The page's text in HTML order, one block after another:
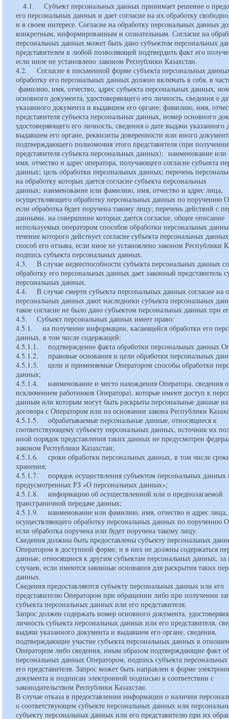
4.1. Субъект персональных данных принимает решение о
его персональных данных и дает согласие на их обработку
и в своем интересе. Согласие на обработку персональных данных
конкретным, информированным и сознательным. Согласие на
персональных данных может быть дано субъектом персональных
представителем в любой позволяющей подтвердить факт его
если иное не установлено законом Республики Казахстан.
4.2. Согласие в письменной форме субъекта персональных
обработку его персональных данных должно включать в себя, в
фамилию, имя, отчество, адрес субъекта персональных данных,
основного документа, удостоверяющего его личность, сведения о
указанного документа и выдавшем его органе; фамилию, имя,
представителя субъекта персональных данных, номер основного
удостоверяющего его личность, сведения о дате выдачи указанного
выдавшем его органе, реквизиты доверенности или иного
подтверждающего полномочия этого представителя (при получении
представителя субъекта персональных данных); наименование
имя, отчество и адрес оператора, получающего согласие субъекта
данных; цель обработки персональных данных; перечень
на обработку которых дается согласие субъекта персональных
данных; наименование или фамилию, имя, отчество и адрес лица,
осуществляющего обработку персональных данных по поручению
если обработка будет поручена такому лицу; перечень действий с
данными, на совершение которых дается согласие, общее описание
используемых оператором способов обработки персональных
течение которого действует согласие субъекта персональных
способ его отзыва, если иное не установлено законом Республики
подпись субъекта персональных данных.
4.3. В случае недееспособности субъекта персональных данных
обработку его персональных данных дает законный представитель
персональных данных.
4.4. В случае смерти субъекта персональных данных согласие на
персональных данных дают наследники субъекта персональных
такое согласие не было дано субъектом персональных данных при
4.5. Субъект персональных данных имеет право:
4.5.1. на получение информации, касающейся обработки его
данных, в том числе содержащей:
4.5.1.1. подтверждение факта обработки персональных данных
4.5.1.2. правовые основания и цели обработки персональных
4.5.1.3. цели и применяемые Оператором способы обработки
данных;
4.5.1.4. наименование и место нахождения Оператора, сведения
исключением работников Оператора), которые имеют доступ к
данным или которым могут быть раскрыты персональные данные
договора с Оператором или на основании закона Республики
4.5.1.5. обрабатываемые персональные данные, относящиеся к
соответствующему субъекту персональных данных, источник их
иной порядок представления таких данных не предусмотрен
законом Республики Казахстан;
4.5.1.6. сроки обработки персональных данных, в том числе
хранения;
4.5.1.7. порядок осуществления субъектом персональных данных
предусмотренных РЗ «О персональных данных»;
4.5.1.8. информацию об осуществленной или о предполагаемой
трансграничной передаче данных;
4.5.1.9. наименование или фамилию, имя, отчество и адрес лица,
осуществляющего обработку персональных данных по поручению
если обработка поручена или будет поручена такому лицу.
Сведения должны быть предоставлены субъекту персональных
Оператором в доступной форме, и в них не должны содержаться
данные, относящиеся к другим субъектам персональных данных,
случаев, если имеются законные основания для раскрытия таких
данных.
Сведения предоставляются субъекту персональных данных или его
представителю Оператором при обращении либо при получении
субъекта персональных данных или его представителя.
Запрос должен содержать номер основного документа,
личность субъекта персональных данных или его представителя,
выдачи указанного документа и выдавшем его органе, сведения,
подтверждающие участие субъекта персональных данных в
Оператором либо сведения, иным образом подтверждающие факт
персональных данных Оператором, подпись субъекта
его представителя. Запрос может быть направлен в форме
документа и подписан электронной подписью в соответствии с
законодательством Республики Казахстан.
В случае отказа в предоставлении информации о наличии
о соответствующем субъекте персональных данных или
субъекту персональных данных или его представителю при их